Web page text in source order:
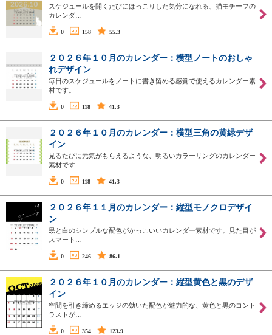
スケジュールを開くたびにほっこりした気分になれる、猫モチーフの
カレンダ…
0 158 55.3
２０２６年１０月のカレンダー：横型ノートのおしゃ
れデザイン
毎日のスケジュールをノートに書き留める感覚で使えるカレンダー素
材です。…
0 118 41.3
２０２６年１０月のカレンダー：横型三角の黄緑デザ
イン
見るたびに元気がもらえるような、明るいカラーリングのカレンダー
素材です…
0 118 41.3
２０２６年１１月のカレンダー：縦型モノクロデザイ
ン
黒と白のシンプルな配色がかっこいいカレンダー素材です。見た目が
スマート…
0 246 86.1
２０２６年１０月のカレンダー：縦型黄色と黒のデザ
イン
空間を引き締めるエッジの効いた配色が魅力的な、黄色と黒のコント
ラストが…
0 354 123.9